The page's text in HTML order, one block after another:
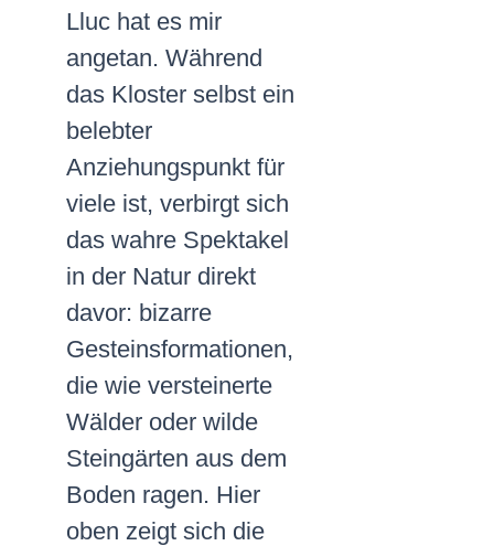
Lluc hat es mir
angetan. Während
das Kloster selbst ein
belebter
Anziehungspunkt für
viele ist, verbirgt sich
das wahre Spektakel
in der Natur direkt
davor: bizarre
Gesteinsformationen,
die wie versteinerte
Wälder oder wilde
Steingärten aus dem
Boden ragen. Hier
oben zeigt sich die